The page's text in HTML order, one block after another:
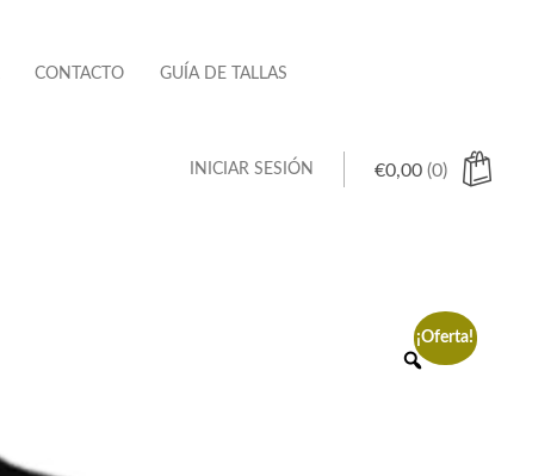
CONTACTO GUÍA DE TALLAS
€0,00 (0)
INICIAR SESIÓN
¡Oferta!